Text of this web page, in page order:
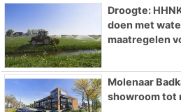
Droogte:
doen met
maatregelen
Molenaar
showroom tot